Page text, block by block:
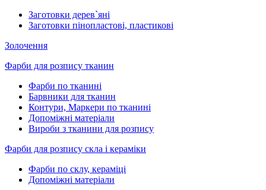
Заготовки дерев`яні
Заготовки пінопластові, пластикові
Золочення
Фарби для розпису тканин
Фарби по тканині
Барвники для тканин
Контури, Маркери по тканині
Допоміжні матеріали
Вироби з тканини для розпису
Фарби для розпису скла і кераміки
Фарби по склу, кераміці
Допоміжні матеріали